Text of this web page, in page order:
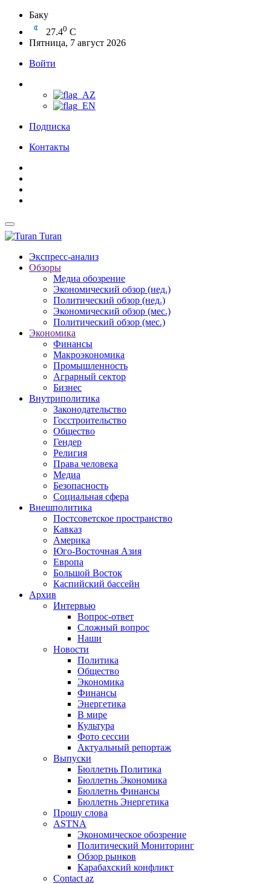
Баку
27.40 C
Пятница, 7 август 2026
Войти
Подписка
Контакты
Turan
Экспресс-анализ
Обзоры
Медиа обозрение
Экономический обзор (нед.)
Политический обзор (нед.)
Экономический обзор (мес.)
Политический обзор (мес.)
Экономика
Финансы
Макроэкономика
Промышленность
Аграрный сектор
Бизнес
Внутриполитика
Законодательство
Госстроительство
Общество
Гендер
Религия
Права человека
Медиа
Безопасность
Социальная сфера
Внешполитика
Постсоветское пространство
Кавказ
Америка
Юго-Восточная Азия
Европа
Большой Восток
Каспийский бассейн
Архив
Интервью
Вопрос-ответ
Сложный вопрос
Наши
Новости
Политика
Общество
Экономика
Финансы
Энергетика
В мире
Культура
Фото сессии
Актуальный репортаж
Выпуски
Бюллетнь Политика
Бюллетнь Экономика
Бюллетнь Финансы
Бюллетнь Энергетика
Прошу слова
ASTNA
Экономическое обозрение
Политический Мониторинг
Обзор рынков
Карабахский конфликт
Contact az